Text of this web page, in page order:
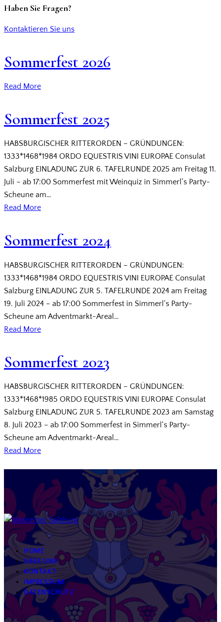
Haben Sie Fragen?
Kontaktieren Sie uns
Sommerfest 2026
Read More
Sommerfest 2025
HABSBURGISCHER RITTERORDEN – GRÜNDUNGEN:
1333*1468*1984 ORDO EQUESTRIS VINI EUROPAE Consulat
Salzburg EINLADUNG ZUR 6. TAFELRUNDE 2025 am Freitag 11.
Juli – ab 17:00 Sommerfest mit Weinquiz in Simmerl‘s Party-
Scheune am…
Read More
Sommerfest 2024
HABSBURGISCHER RITTERORDEN – GRÜNDUNGEN:
1333*1468*1984 ORDO EQUESTRIS VINI EUROPAE Consulat
Salzburg EINLADUNG ZUR 5. TAFELRUNDE 2024 am Freitag
19. Juli 2024 – ab 17:00 Sommerfest in Simmerl‘s Party-
Scheune am Adventmarkt-Areal…
Read More
Sommerfest 2023
HABSBURGISCHER RITTERORDEN – GRÜNDUNGEN:
1333*1468*1985 ORDO EQUESTRIS VINI EUROPAE Consulat
Salzburg EINLADUNG ZUR 5. TAFELRUNDE 2023 am Samstag
8. Juli 2023 – ab 17:00 Sommerfest in Simmerl‘s Party-
Scheune am Adventmarkt-Areal…
Read More
HOME
ÜBER UNS
KONTAKT
IMPRESSUM
DATENSCHUTZ